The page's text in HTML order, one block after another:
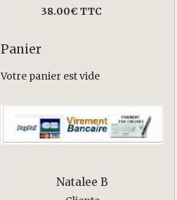
38.00€TTC
Panier
Votre panier est vide
Natalee B